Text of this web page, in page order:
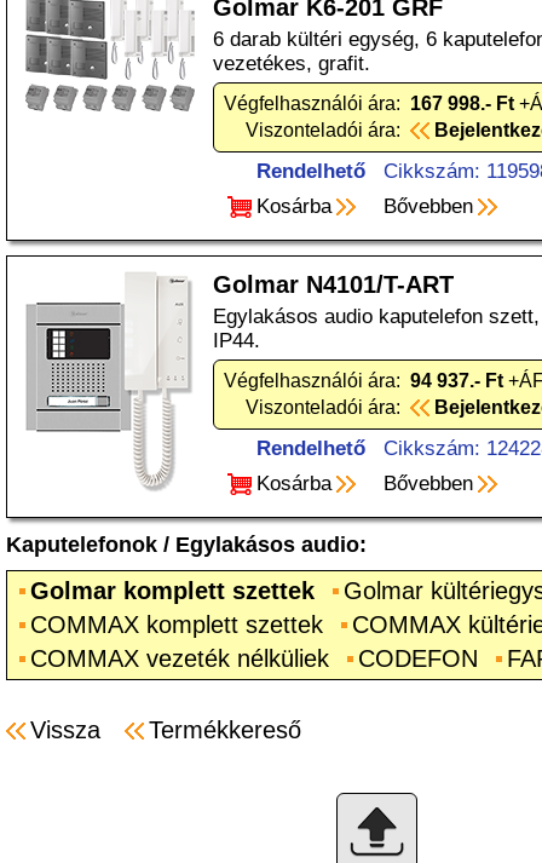
Golmar K6-201 GRF
6 darab kültéri egység, 6
vezetékes, grafit.
Végfelhasználói ára: 167 998.- Ft
Viszonteladói ára:
Rendelhető
Cikkszám:
Kosárba
Bővebben
Golmar N4101/T-ART
Egylakásos audio kaputelefon
IP44.
Végfelhasználói ára: 94 937.- Ft
Viszonteladói ára:
Rendelhető
Cikkszám:
Kosárba
Bővebben
Kaputelefonok / Egylakásos audio:
Golmar komplett szettek
Golmar
COMMAX komplett szettek
COMMAX
COMMAX vezeték nélküliek
CODEFON
Vissza Termékkereső